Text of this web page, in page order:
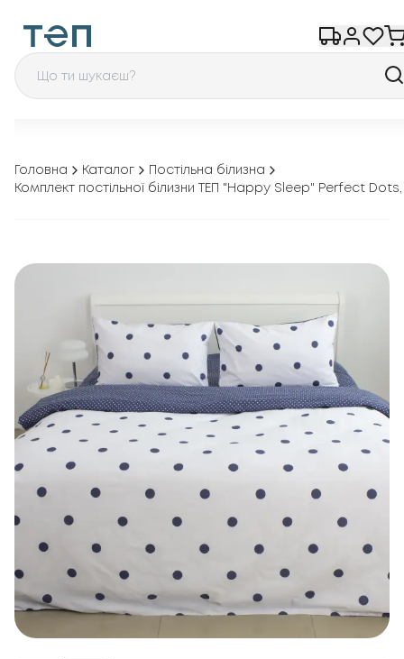
Головна Каталог
Постільна білизна
Комплект постільної білизни ТЕП "Happy Sleep" Perfect